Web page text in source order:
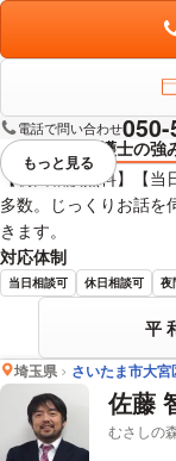
電話で問い合わせ
弁護士の強
【初回相談無料】【当
多数。じっくりお話を
きます。
対応体制
当日相談可 休日相談可 夜
平
視覚的に省略さ
もっと見る
埼玉県 さいたま市大宮
佐藤
むさしの